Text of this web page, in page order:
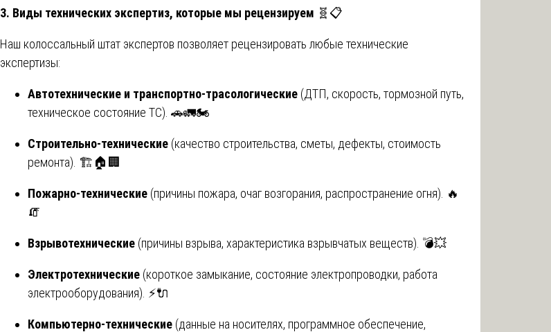
3. Виды технических экспертиз, которые мы рецензируем 🧬📋
Наш колоссальный штат экспертов позволяет рецензировать любые технические
экспертизы:
Автотехнические и транспортно-трасологические (ДТП, скорость, тормозной путь,
техническое состояние ТС). 🚗🚛🏍️
Строительно-технические (качество строительства, сметы, дефекты, стоимость
ремонта). 🏗️🏠🏢
Пожарно-технические (причины пожара, очаг возгорания, распространение огня). 🔥
🧯
Взрывотехнические (причины взрыва, характеристика взрывчатых веществ). 💣💥
Электротехнические (короткое замыкание, состояние электропроводки, работа
электрооборудования). ⚡🔌
Компьютерно-технические (данные на носителях, программное обеспечение,